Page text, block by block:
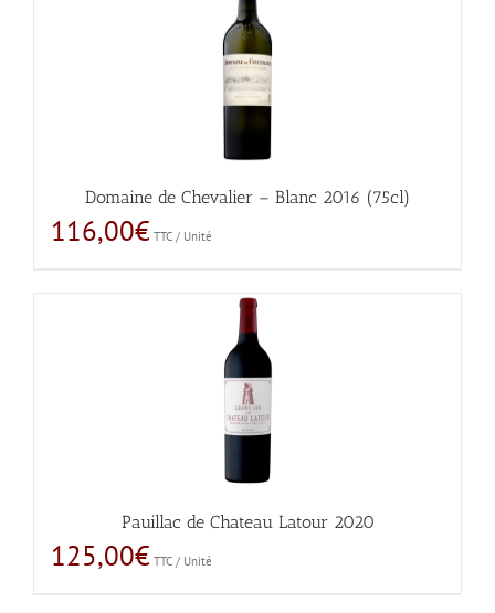
Domaine de Chevalier – Blanc 2016 (75cl)
116,00€ TTC / Unité
Pauillac de Chateau Latour 2020
125,00€ TTC / Unité